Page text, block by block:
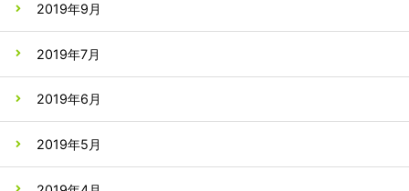
2019年9月
2019年7月
2019年6月
2019年5月